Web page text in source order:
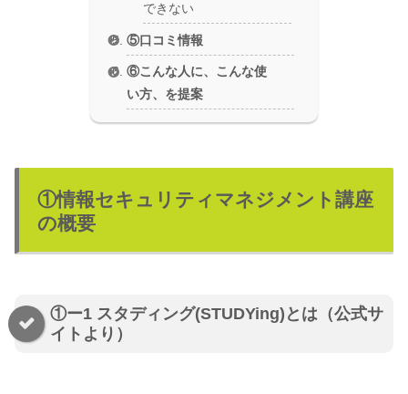
できない
⑤口コミ情報
⑥こんな人に、こんな使
い方、を提案
①情報セキュリティマネジメント講座
の概要
①ー1 スタディング(STUDYing)とは（公式サ
イトより）